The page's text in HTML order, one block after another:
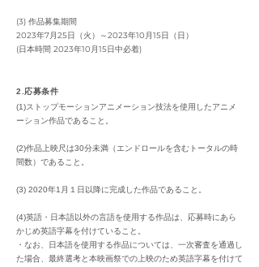
(3) 作品募集期間
2023年7月25日（火）～2023年10月15日（日）
(日本時間 2023年10月15日中必着)
2.応募条件
(1)ストップモーションアニメーション技法を使用したアニメ
ーション作品であること。
(2)作品上映尺は30分未満（エンドロールを含むトータルの時
間数）であること。
(3) 2020年1月１日以降に完成した作品であること。
(4)英語・日本語以外の言語を使用する作品は、応募時にあら
かじめ英語字幕を付けていること。
・なお、日本語を使用する作品については、一次審査を通過し
た場合、最終選考と本映画祭での上映のため英語字幕を付けて